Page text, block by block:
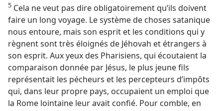
5 Cela ne veut pas dire obligatoirement qu’ils doivent
faire un long voyage. Le système de choses satanique
nous entoure, mais son esprit et les conditions qui y
règnent sont très éloignés de Jéhovah et étrangers à
son esprit. Aux yeux des Pharisiens, qui écoutaient la
comparaison donnée par Jésus, le plus jeune fils
représentait les pécheurs et les percepteurs d’impôts
qui, dans leur propre pays, occupaient un emploi que
la Rome lointaine leur avait confié. Pour comble, en